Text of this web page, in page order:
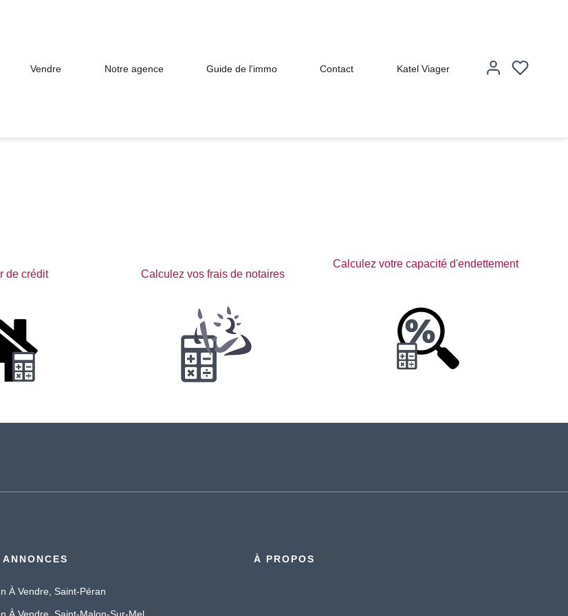
Vendre Notre agence Guide de l'immo Contact Katel Viager
de crédit Calculez vos frais de notaires
Calculez votre capacité d'endettement
ANNONCES
À Vendre, Saint-Péran
À PROPOS